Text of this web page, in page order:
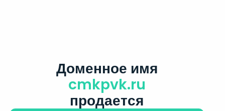
Доменное имя
cmkpvk.ru
продается